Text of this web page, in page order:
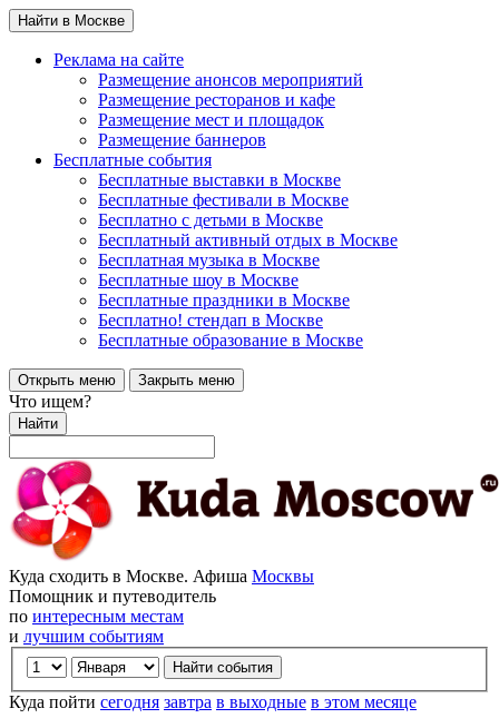
Найти в Москве
Реклама на сайте
Размещение анонсов мероприятий
Размещение ресторанов и кафе
Размещение мест и площадок
Размещение баннеров
Бесплатные события
Бесплатные выставки в Москве
Бесплатные фестивали в Москве
Бесплатно с детьми в Москве
Бесплатный активный отдых в Москве
Бесплатная музыка в Москве
Бесплатные шоу в Москве
Бесплатные праздники в Москве
Бесплатно! стендап в Москве
Бесплатные образование в Москве
Открыть меню Закрыть меню
Что ищем?
Найти
Куда сходить в Москве. Афиша Москвы
Помощник и путеводитель
по интересным местам
и лучшим событиям
Куда пойти сегодня завтра в выходные в этом месяце